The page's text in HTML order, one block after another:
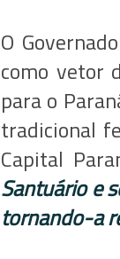
O
como vetor
para o
tradicional
Capital
Santuário e
tornando-a